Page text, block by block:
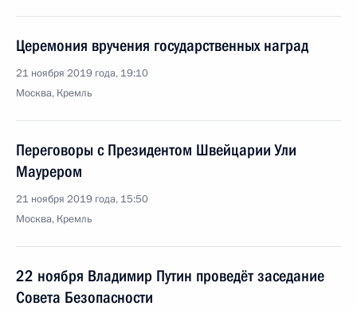
Церемония вручения государственных наград
21 ноября 2019 года, 19:10
Москва, Кремль
Переговоры с Президентом Швейцарии Ули
Маурером
21 ноября 2019 года, 15:50
Москва, Кремль
22 ноября Владимир Путин проведёт заседание
Совета Безопасности